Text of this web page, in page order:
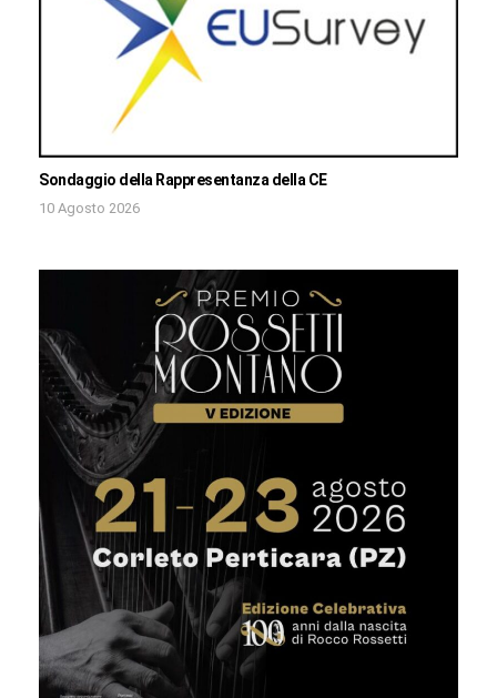
Sondaggio della Rappresentanza della CE
10 Agosto 2026